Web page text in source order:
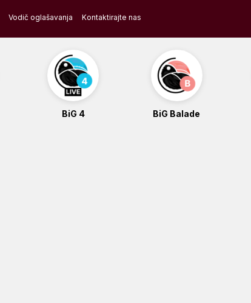
Vodič oglašavanja Kontaktirajte nas
BiG 4 BiG Balade